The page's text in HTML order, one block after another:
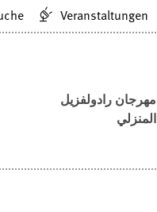
Veranstaltungen
مهرجان رادولفزيل
المنزلي